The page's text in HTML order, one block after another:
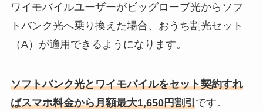
ワイモバイルユーザーがビッグローブ光からソフ
トバンク光へ乗り換えた場合、おうち割光セット
（A）が適用できるようになります。
ソフトバンク光とワイモバイルをセット契約すれ
ばスマホ料金から月額最大1,650円割引です。